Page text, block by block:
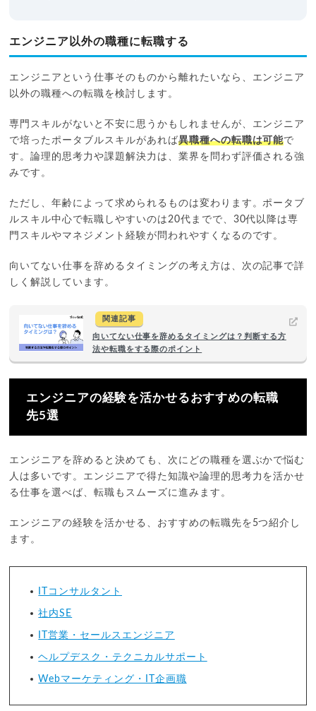
エンジニア以外の職種に転職する
エンジニアという仕事そのものから離れたいなら、エンジニア
以外の職種への転職を検討します。
専門スキルがないと不安に思うかもしれませんが、エンジニア
で培ったポータブルスキルがあれば異職種への転職は可能で
す。論理的思考力や課題解決力は、業界を問わず評価される強
みです。
ただし、年齢によって求められるものは変わります。ポータブ
ルスキル中心で転職しやすいのは20代までで、30代以降は専
門スキルやマネジメント経験が問われやすくなるのです。
向いてない仕事を辞めるタイミングの考え方は、次の記事で詳
しく解説しています。
関連記事
向いてない仕事を辞めるタイミングは？判断する方
法や転職をする際のポイント
エンジニアの経験を活かせるおすすめの転職
先5選
エンジニアを辞めると決めても、次にどの職種を選ぶかで悩む
人は多いです。エンジニアで得た知識や論理的思考力を活かせ
る仕事を選べば、転職もスムーズに進みます。
エンジニアの経験を活かせる、おすすめの転職先を5つ紹介し
ます。
ITコンサルタント
社内SE
IT営業・セールスエンジニア
ヘルプデスク・テクニカルサポート
Webマーケティング・IT企画職